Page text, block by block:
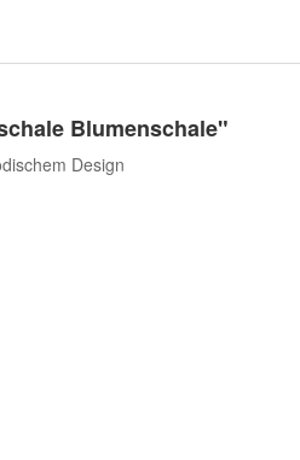
Blumenschale"
Design